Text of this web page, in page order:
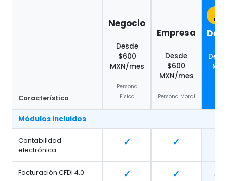
Característica
Negocio
Desde
$600
MXN/mes
Persona
Física
Empresa
Desde
$600
MXN/mes
Persona Moral
Módulos incluidos
Contabilidad
electrónica
✓ ✓
Facturación CFDI 4.0 ✓ ✓